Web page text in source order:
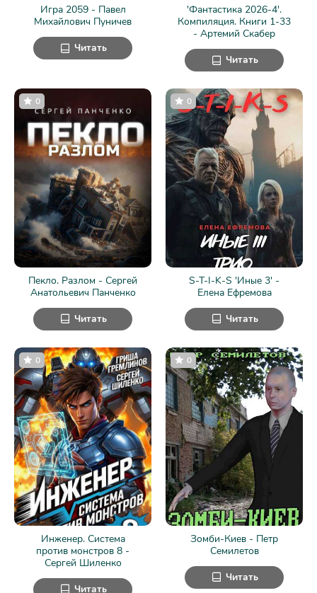
Игра 2059 - Павел
Михайлович Пуничев
Читать
'Фантастика 2026-4'.
Компиляция. Книги 1-33
- Артемий Скабер
Читать
Пекло. Разлом - Сергей
Анатольевич Панченко
0
Читать
S-T-I-K-S 'Иные 3' -
Елена Ефремова
0
Читать
Инженер. Система
против монстров 8 -
Сергей Шиленко
0
Читать
Зомби-Киев - Петр
Семилетов
0
Читать